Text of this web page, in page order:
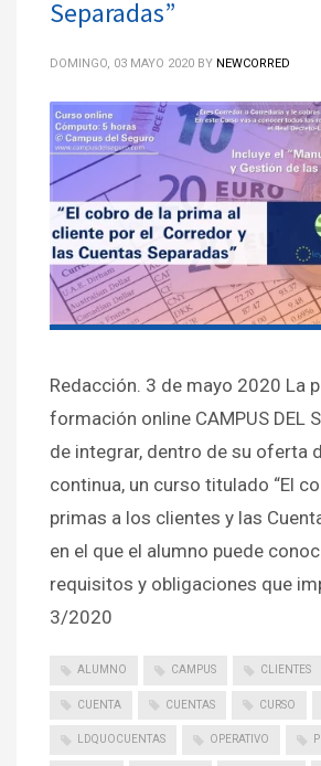
Separadas”
DOMINGO, 03 MAYO 2020 BY NEWCORRED
Redacción. 3 de mayo 2020 La
formación online CAMPUS DEL
de integrar, dentro de su oferta
continua, un curso titulado “El
primas a los clientes y las
en el que el alumno puede
requisitos y obligaciones que
3/2020
ALUMNO CAMPUS CLIENTES
CUENTA CUENTAS CURSO
LDQUOCUENTAS OPERATIVO